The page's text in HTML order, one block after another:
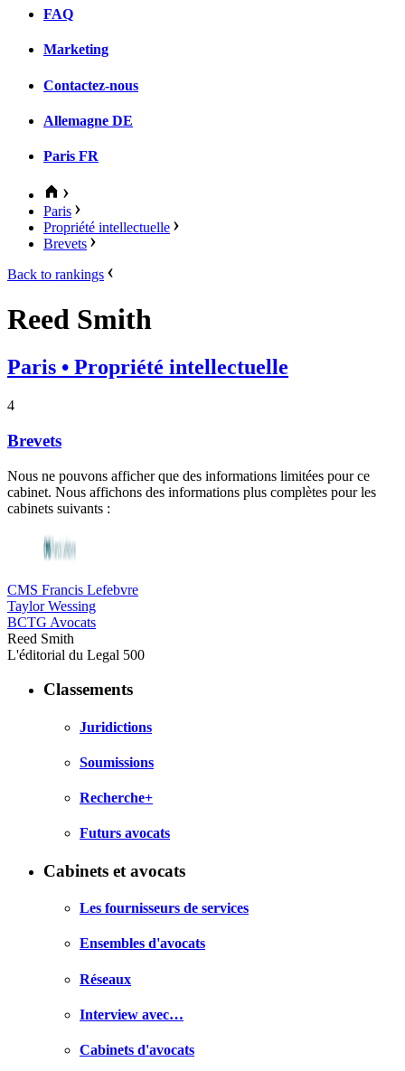
FAQ
Marketing
Contactez-nous
Allemagne DE
Paris FR
Paris
Propriété intellectuelle
Brevets
Back to rankings
Reed Smith
Paris • Propriété intellectuelle
4
Brevets
Nous ne pouvons afficher que des informations limitées pour ce
cabinet. Nous affichons des informations plus complètes pour les
cabinets suivants :
CMS Francis Lefebvre
Taylor Wessing
BCTG Avocats
Reed Smith
L'éditorial du Legal 500
Classements
Juridictions
Soumissions
Recherche+
Futurs avocats
Cabinets et avocats
Les fournisseurs de services
Ensembles d'avocats
Réseaux
Interview avec…
Cabinets d'avocats